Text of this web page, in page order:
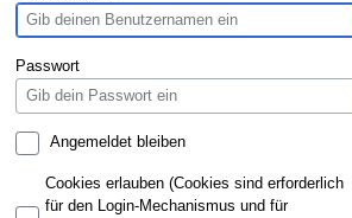
Navigation
springen
Suche
springen
Passwort
Angemeldet bleiben
Cookies erlauben (Cookies sind erforderlich
für den Login-Mechanismus und für